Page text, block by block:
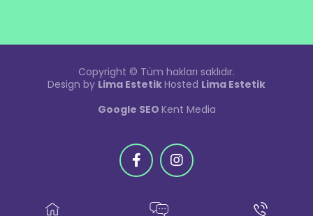
Copyright © Tüm hakları saklıdır.
Design by Lima EstetikHosted Lima Estetik
Google SEO Kent Media